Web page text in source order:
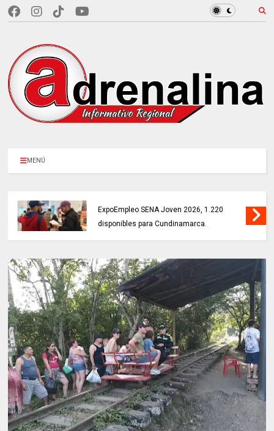
MENÚ
ExpoEmpleo SENA Joven 2026, 1.220
disponibles para Cundinamarca.